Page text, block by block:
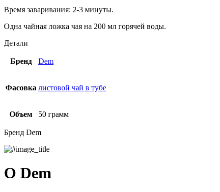
Время заваривания: 2-3 минуты.
Одна чайная ложка чая на 200 мл горячей воды.
Детали
Бренд Dem
Фасовка листовой чай в тубе
Объем 50 грамм
Бренд Dem
О Dem